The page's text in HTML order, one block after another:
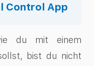
Control App
du mit einem
bist du nicht